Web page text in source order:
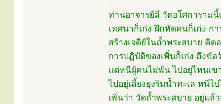
ท่านอาจารย์ลี วัดอโศการาม
เทศนาก็เก่ง ฝึกหัดคนก็เก่ง กา
สร้างเจดีย์ในถ้ำพระสบาย คิด
การปฏิบัติของเพิ่นก็เก่ง ถึงข้
แต่หนีผู้คนไม่พ้น ไปอยู่ไหนเข
ไปอยู่เลี้ยงยุงริมน้ำทะเล หนี
เพิ่นว่า วัดถ้ำพระสบาย อยู่แล้